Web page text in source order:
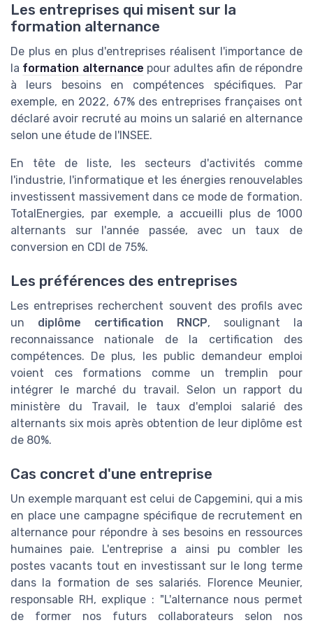
Les entreprises qui misent sur la
formation alternance
De plus en plus d'entreprises réalisent l'importance de
la formation alternance pour adultes afin de répondre
à leurs besoins en compétences spécifiques. Par
exemple, en 2022, 67% des entreprises françaises ont
déclaré avoir recruté au moins un salarié en alternance
selon une étude de l'INSEE.
En tête de liste, les secteurs d'activités comme
l'industrie, l'informatique et les énergies renouvelables
investissent massivement dans ce mode de formation.
TotalEnergies, par exemple, a accueilli plus de 1000
alternants sur l'année passée, avec un taux de
conversion en CDI de 75%.
Les préférences des entreprises
Les entreprises recherchent souvent des profils avec
un diplôme certification RNCP, soulignant la
reconnaissance nationale de la certification des
compétences. De plus, les public demandeur emploi
voient ces formations comme un tremplin pour
intégrer le marché du travail. Selon un rapport du
ministère du Travail, le taux d'emploi salarié des
alternants six mois après obtention de leur diplôme est
de 80%.
Cas concret d'une entreprise
Un exemple marquant est celui de Capgemini, qui a mis
en place une campagne spécifique de recrutement en
alternance pour répondre à ses besoins en ressources
humaines paie. L'entreprise a ainsi pu combler les
postes vacants tout en investissant sur le long terme
dans la formation de ses salariés. Florence Meunier,
responsable RH, explique : "L'alternance nous permet
de former nos futurs collaborateurs selon nos